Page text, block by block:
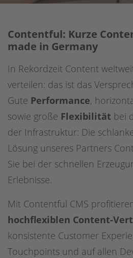
Contentful
Scaleflex DAM
Netlify
OpenText
Usercentrics
Contentful: Kurze
made in Germany
In Rekordzeit Content
verteilen: das ist das
Gute Performance,
sowie große Flexibilität bei
der Infrastruktur: Die
Lösung unseres Partners
Sie bei der schnellen
Erlebnisse.
Mit Contentful CMS
hochflexiblen Content-
konsistente Customer
Touchpoints und auf allen